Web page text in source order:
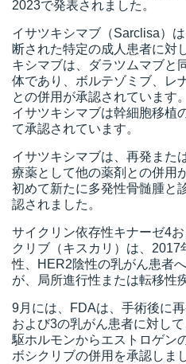
2023で発表されました。
イサツキシマブ（Sarclisa）
断された特定の成人患者に対
キシマブは、ダラツムマブと
体であり、ボルテゾミブ、レ
との併用が承認されています
イサツキシマブは幹細胞移植
て承認されています。
イサツキシマブは、再発また
療薬として他の薬剤との併用
初めて新たに多発性骨髄腫と
認されました。
サイクリン依存性キナーゼ4
クリブ（キスカリ）は、
性、HER2陰性の乳がん患者
が、局所進行性または転移性
9月には、FDAは、手術後に
および3の乳がん患者に対し
駆ホルモンからエストロゲン
ボシクリブの併用を承認しま